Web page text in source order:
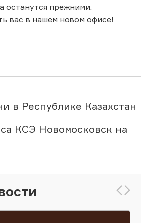
останутся прежними.
вас в нашем новом офисе!
в Республике Казахстан
КСЭ Новомосковск на